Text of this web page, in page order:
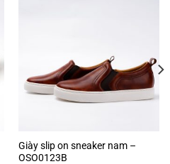
Giày slip on sneaker nam –
OSO0123B